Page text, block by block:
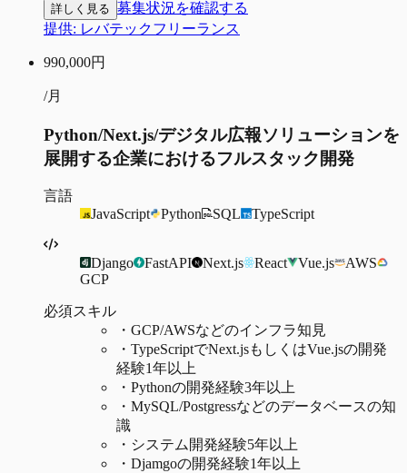
詳しく見る 募集状況を確認する
提供: レバテックフリーランス
990,000円
/月
Python/Next.js/デジタル広報ソリューションを
展開する企業におけるフルスタック開発
言語
JavaScript
Python SQL TypeScript
Django FastAPI Next.js React Vue.js
AWS
GCP
必須スキル
・ GCP/AWSなどのインフラ知見
・ TypeScriptでNext.jsもしくはVue.jsの開発
経験1年以上
・ Pythonの開発経験3年以上
・ MySQL/Postgressなどのデータベースの知
識
・ システム開発経験5年以上
・ Djamgoの開発経験1年以上